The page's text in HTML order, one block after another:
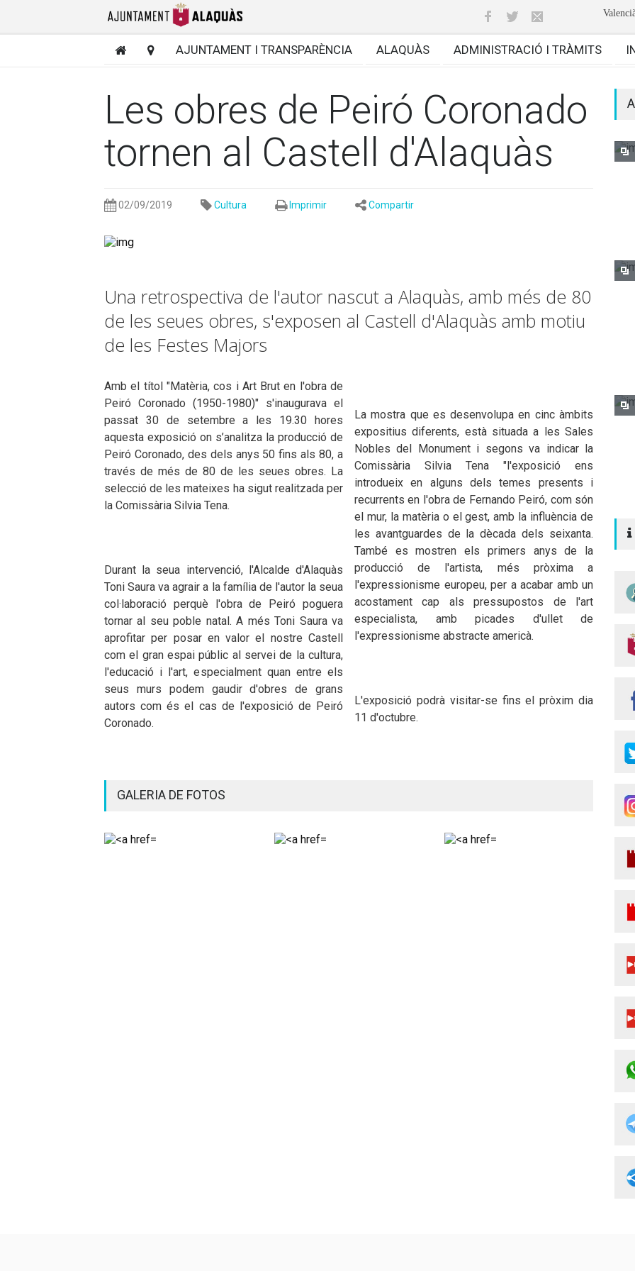
AJUNTAMENT I TRANSPARÈNCIA ALAQUÀS ADMINISTRACIÓ I TRÀMITS
Les obres de Peiró Coronado
tornen al Castell d'Alaquàs
02/09/2019 Cultura Imprimir Compartir
Una retrospectiva de l'autor nascut a Alaquàs, amb més de 80
de les seues obres, s'exposen al Castell d'Alaquàs amb motiu
de les Festes Majors
Amb el títol "Matèria, cos i Art Brut en l'obra de
Peiró Coronado (1950-1980)" s'inaugurava el
passat 30 de setembre a les 19.30 hores
aquesta exposició on s’analitza la producció de
Peiró Coronado, des dels anys 50 fins als 80, a
través de més de 80 de les seues obres. La
selecció de les mateixes ha sigut realitzada per
la Comissària Silvia Tena.
Durant la seua intervenció, l'Alcalde d'Alaquàs
Toni Saura va agrair a la família de l'autor la seua
col·laboració perquè l'obra de Peiró poguera
tornar al seu poble natal. A més Toni Saura va
aprofitar per posar en valor el nostre Castell
com el gran espai públic al servei de la cultura,
l'educació i l'art, especialment quan entre els
seus murs podem gaudir d'obres de grans
autors com és el cas de l'exposició de Peiró
Coronado.
La mostra que es desenvolupa en cinc àmbits
expositius diferents, està situada a les Sales
Nobles del Monument i segons va indicar la
Comissària Silvia Tena "l'exposició ens
introdueix en alguns dels temes presents i
recurrents en l'obra de Fernando Peiró, com són
el mur, la matèria o el gest, amb la influència de
les avantguardes de la dècada dels seixanta.
També es mostren els primers anys de la
producció de l'artista, més pròxima a
l'expressionisme europeu, per a acabar amb un
acostament cap als pressupostos de l'art
especialista, amb picades d'ullet de
l'expressionisme abstracte americà.
L'exposició podrà visitar-se fins el pròxim dia
11 d'octubre.
GALERIA DE FOTOS